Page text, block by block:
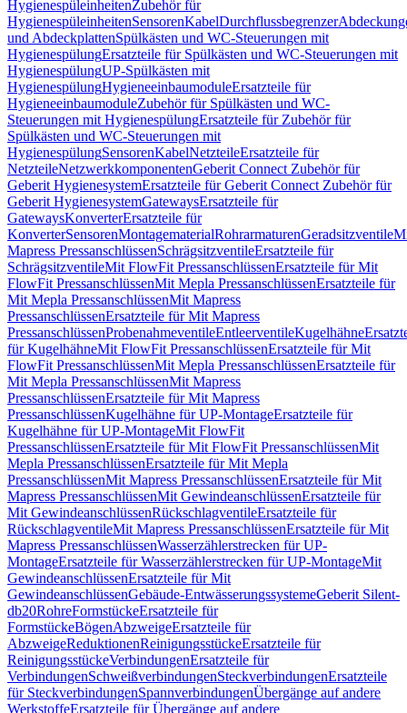
HygienespüleinheitenZubehör für
HygienespüleinheitenSensorenKabelDurchflussbegrenzer
und AbdeckplattenSpülkästen und WC-Steuerungen mit
HygienespülungErsatzteile für Spülkästen und WC-Steuerungen mit
HygienespülungUP-Spülkästen mit
HygienespülungHygieneeinbaumoduleErsatzteile für
HygieneeinbaumoduleZubehör für Spülkästen und WC-
Steuerungen mit HygienespülungErsatzteile für Zubehör für
Spülkästen und WC-Steuerungen mit
HygienespülungSensorenKabelNetzteileErsatzteile für
NetzteileNetzwerkkomponentenGeberit Connect Zubehör für
Geberit HygienesystemErsatzteile für Geberit Connect Zubehör für
Geberit HygienesystemGatewaysErsatzteile für
GatewaysKonverterErsatzteile für
KonverterSensorenMontagematerialRohrarmaturenGeradsitzventile
Mapress PressanschlüssenSchrägsitzventileErsatzteile für
SchrägsitzventileMit FlowFit PressanschlüssenErsatzteile für Mit
FlowFit PressanschlüssenMit Mepla PressanschlüssenErsatzteile für
Mit Mepla PressanschlüssenMit Mapress
PressanschlüssenErsatzteile für Mit Mapress
PressanschlüssenProbenahmeventileEntleerventileKugelhähne
für KugelhähneMit FlowFit PressanschlüssenErsatzteile für Mit
FlowFit PressanschlüssenMit Mepla PressanschlüssenErsatzteile für
Mit Mepla PressanschlüssenMit Mapress
PressanschlüssenErsatzteile für Mit Mapress
PressanschlüssenKugelhähne für UP-MontageErsatzteile für
Kugelhähne für UP-MontageMit FlowFit
PressanschlüssenErsatzteile für Mit FlowFit PressanschlüssenMit
Mepla PressanschlüssenErsatzteile für Mit Mepla
PressanschlüssenMit Mapress PressanschlüssenErsatzteile für Mit
Mapress PressanschlüssenMit GewindeanschlüssenErsatzteile für
Mit GewindeanschlüssenRückschlagventileErsatzteile für
RückschlagventileMit Mapress PressanschlüssenErsatzteile für Mit
Mapress PressanschlüssenWasserzählerstrecken für UP-
MontageErsatzteile für Wasserzählerstrecken für UP-MontageMit
GewindeanschlüssenErsatzteile für Mit
GewindeanschlüssenGebäude-EntwässerungssystemeGeberit Silent-
db20RohreFormstückeErsatzteile für
FormstückeBögenAbzweigeErsatzteile für
AbzweigeReduktionenReinigungsstückeErsatzteile für
ReinigungsstückeVerbindungenErsatzteile für
VerbindungenSchweißverbindungenSteckverbindungenErsatzteile
für SteckverbindungenSpannverbindungenÜbergänge auf andere
WerkstoffeErsatzteile für Übergänge auf andere